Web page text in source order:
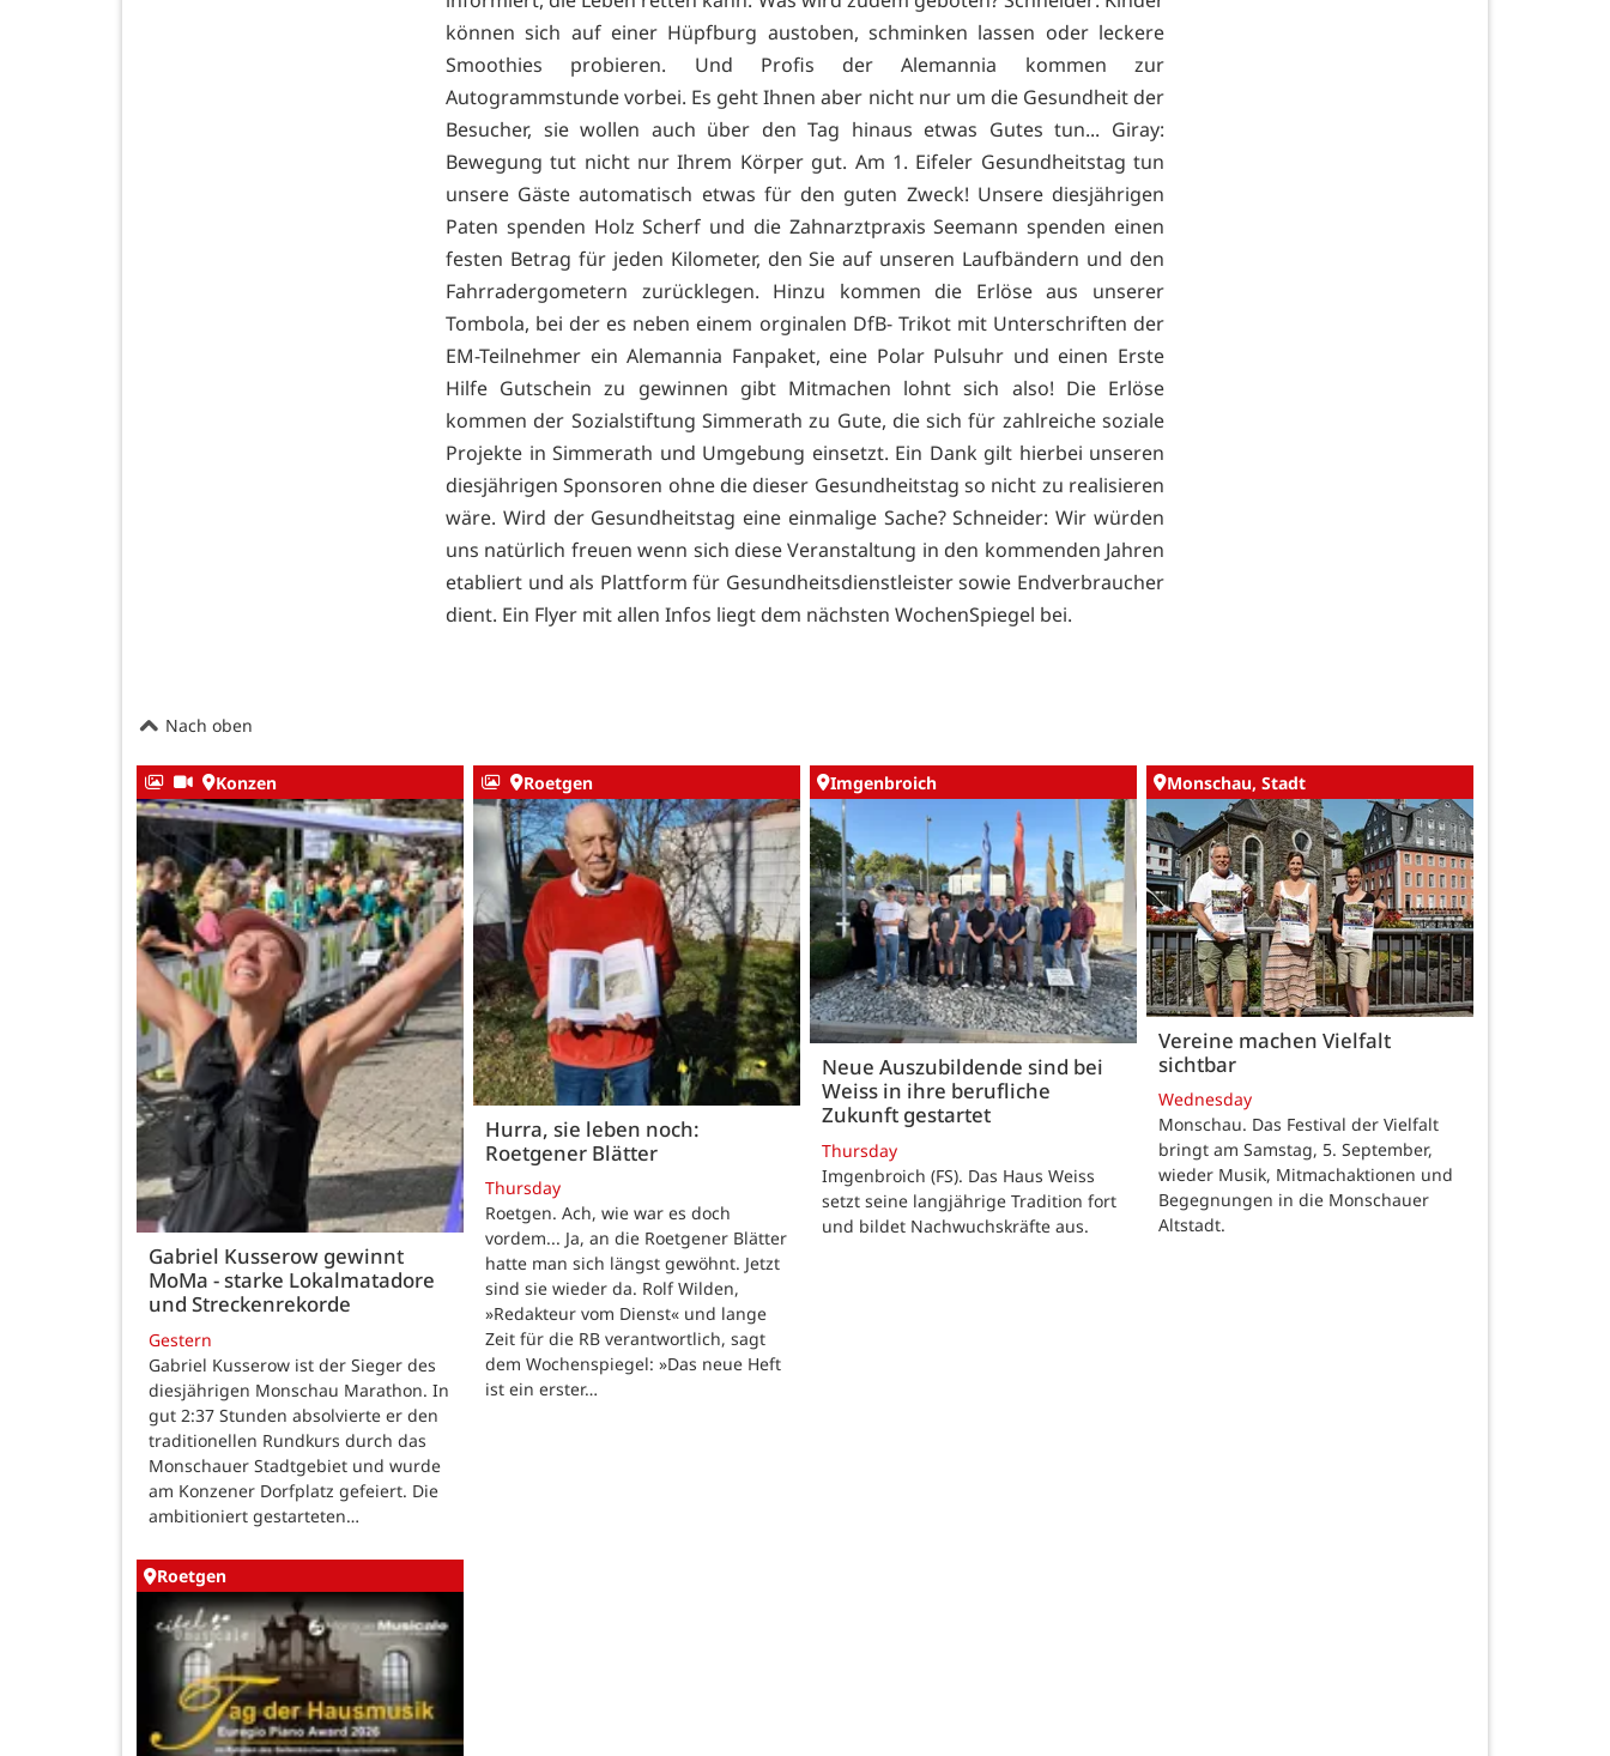
können sich auf einer Hüpfburg austoben, schminken lassen oder leckere
Smoothies probieren. Und Profis der Alemannia kommen zur
Autogrammstunde vorbei. Es geht Ihnen aber nicht nur um die Gesundheit der
Besucher, sie wollen auch über den Tag hinaus etwas Gutes tun... Giray:
Bewegung tut nicht nur Ihrem Körper gut. Am 1. Eifeler Gesundheitstag tun
unsere Gäste automatisch etwas für den guten Zweck! Unsere diesjährigen
Paten spenden Holz Scherf und die Zahnarztpraxis Seemann spenden einen
festen Betrag für jeden Kilometer, den Sie auf unseren Laufbändern und den
Fahrradergometern zurücklegen. Hinzu kommen die Erlöse aus unserer
Tombola, bei der es neben einem orginalen DfB- Trikot mit Unterschriften der
EM-Teilnehmer ein Alemannia Fanpaket, eine Polar Pulsuhr und einen Erste
Hilfe Gutschein zu gewinnen gibt Mitmachen lohnt sich also! Die Erlöse
kommen der Sozialstiftung Simmerath zu Gute, die sich für zahlreiche soziale
Projekte in Simmerath und Umgebung einsetzt. Ein Dank gilt hierbei unseren
diesjährigen Sponsoren ohne die dieser Gesundheitstag so nicht zu realisieren
wäre. Wird der Gesundheitstag eine einmalige Sache? Schneider: Wir würden
uns natürlich freuen wenn sich diese Veranstaltung in den kommenden Jahren
etabliert und als Plattform für Gesundheitsdienstleister sowie Endverbraucher
dient. Ein Flyer mit allen Infos liegt dem nächsten WochenSpiegel bei.
Nach oben
Konzen
Gabriel Kusserow gewinnt
MoMa - starke Lokalmatadore
und Streckenrekorde
Gestern
Gabriel Kusserow ist der Sieger des
diesjährigen Monschau Marathon. In
gut 2:37 Stunden absolvierte er den
traditionellen Rundkurs durch das
Monschauer Stadtgebiet und wurde
am Konzener Dorfplatz gefeiert. Die
ambitioniert gestarteten…
Roetgen
Hurra, sie leben noch:
Roetgener Blätter
Thursday
Roetgen. Ach, wie war es doch
vordem... Ja, an die Roetgener Blätter
hatte man sich längst gewöhnt. Jetzt
sind sie wieder da. Rolf Wilden,
»Redakteur vom Dienst« und lange
Zeit für die RB verantwortlich, sagt
dem Wochenspiegel: »Das neue Heft
ist ein erster…
Imgenbroich
Neue Auszubildende sind bei
Weiss in ihre berufliche
Zukunft gestartet
Thursday
Imgenbroich (FS). Das Haus Weiss
setzt seine langjährige Tradition fort
und bildet Nachwuchskräfte aus.
Monschau, Stadt
Vereine machen Vielfalt
sichtbar
Wednesday
Monschau. Das Festival der Vielfalt
bringt am Samstag, 5. September,
wieder Musik, Mitmachaktionen und
Begegnungen in die Monschauer
Altstadt.
Roetgen